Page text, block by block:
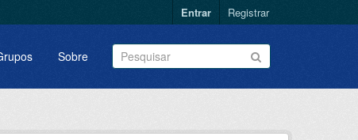
Entrar Registrar
Sobre